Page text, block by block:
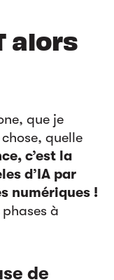
alors
que je
quelle
c’est la
d’IA par
numériques !
à
de